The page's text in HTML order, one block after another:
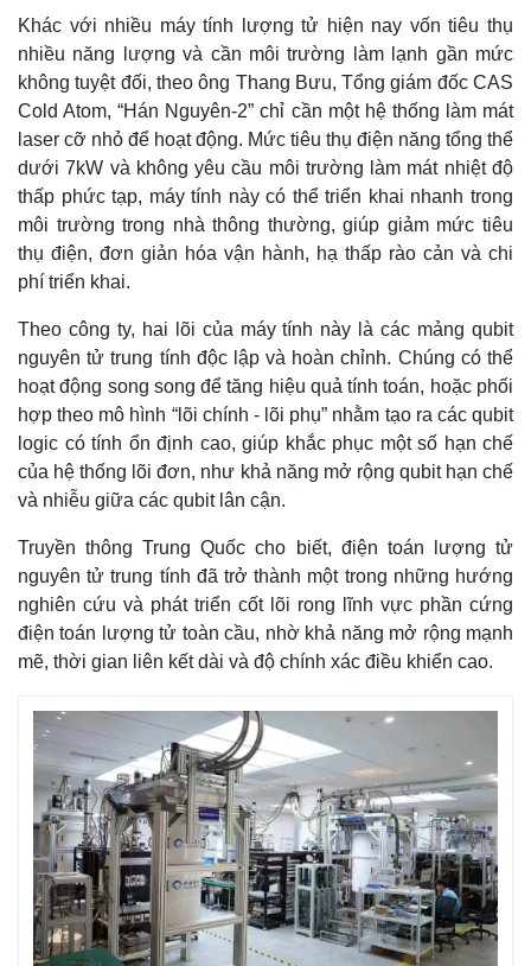
Khác với nhiều máy tính lượng tử hiện nay vốn tiêu thụ
nhiều năng lượng và cần môi trường làm lạnh gần mức
không tuyệt đối, theo ông Thang Bưu, Tổng giám đốc CAS
Cold Atom, “Hán Nguyên-2” chỉ cần một hệ thống làm mát
laser cỡ nhỏ để hoạt động. Mức tiêu thụ điện năng tổng thể
dưới 7kW và không yêu cầu môi trường làm mát nhiệt độ
thấp phức tạp, máy tính này có thể triển khai nhanh trong
môi trường trong nhà thông thường, giúp giảm mức tiêu
thụ điện, đơn giản hóa vận hành, hạ thấp rào cản và chi
phí triển khai.
Theo công ty, hai lõi của máy tính này là các mảng qubit
nguyên tử trung tính độc lập và hoàn chỉnh. Chúng có thể
hoạt động song song để tăng hiệu quả tính toán, hoặc phối
hợp theo mô hình “lõi chính - lõi phụ” nhằm tạo ra các qubit
logic có tính ổn định cao, giúp khắc phục một số hạn chế
của hệ thống lõi đơn, như khả năng mở rộng qubit hạn chế
và nhiễu giữa các qubit lân cận.
Truyền thông Trung Quốc cho biết, điện toán lượng tử
nguyên tử trung tính đã trở thành một trong những hướng
nghiên cứu và phát triển cốt lõi rong lĩnh vực phần cứng
điện toán lượng tử toàn cầu, nhờ khả năng mở rộng mạnh
mẽ, thời gian liên kết dài và độ chính xác điều khiển cao.